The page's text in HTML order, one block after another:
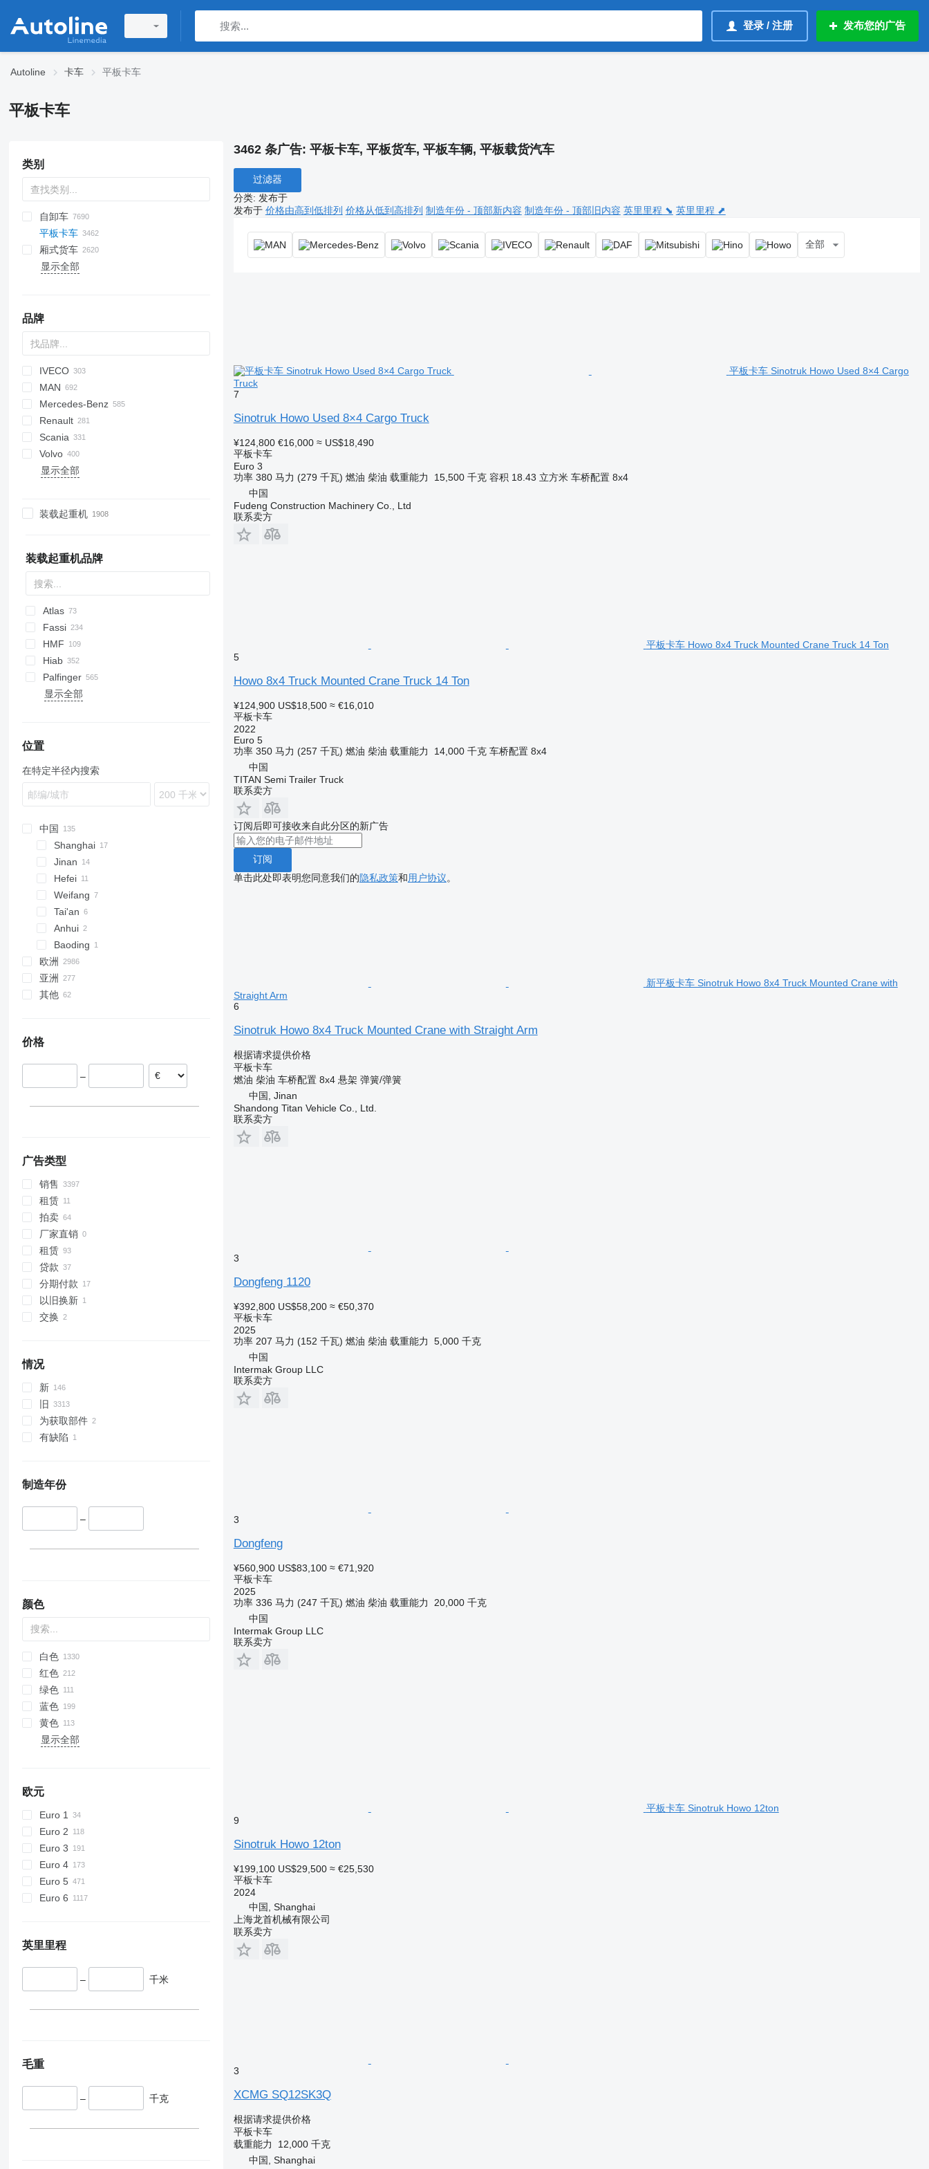
登录 / 注册 发布您的广告
Autoline 卡车 平板卡车
平板卡车
类别
自卸车
平板卡车
厢式货车
显示全部
品牌
BM
HD
A series
D series
Jumper
AS
CF
LF
XB
XD
XF
YHZ
Maximus
Hijet
Ram
EP
SLT
Ducato
Cargo
Transit
Auman
Aumark
BJ
52
3307
3502
X series
500
700
Ranger
A-series
ZZ
EX-series
HD-series
IVECO
Daily
EuroCargo
EuroStar
Eurotech
Eurotrakker
Magirus
Trakker
X-Way
4300
7600
ELF
Forward
NPR
HFC
N-Series
Conquer
5320
110 series
MAN
A-series
F8
F90
KAT
L2000
TGE
TGM
TGS
TGX
5337
630305
Mercedes-Benz
Actros
Antos
Arocs
Atego
LK
SK
Sprinter
Unimog
Canter
Canter
Atlas
Atleon
Cabstar
NT
Movano
Boxer
Renault
C-series
D-series
D Wide
Magnum
Master
Maxity
Midliner
Scania
G-series
K-series
P-series
T-series
F3000
H3000
X3000
371
T5G
E-series
12M18
19S
815
T-series
Dyna
Hiace
Constellation
Crafter
Volvo
A-series
FL
FMX
L-series
N-series
131
显示全部
装载起重机
装载起重机品牌
Atlas
Fassi
HMF
Hiab
Palfinger
显示全部
位置
在特定半径内搜索
中国
Shanghai
Jinan
Hefei
Weifang
Tai'an
Anhui
Baoding
欧洲
荷兰
西班牙
亚洲
哈萨克斯坦
其他
巴西
价格
–
广告类型
销售
租赁
拍卖
厂家直销
租赁
贷款
分期付款
以旧换新
交换
情况
新
旧
为获取部件
有缺陷
制造年份
–
颜色
白色
红色
绿色
蓝色
黄色
显示全部
欧元
Euro 1
Euro 2
Euro 3
Euro 4
Euro 5
Euro 6
英里里程
– 千米
毛重
– 千克
3462 条广告: 平板卡车, 平板货车, 平板车辆, 平板载货汽车
过滤器
分类: 发布于
发布于 价格由高到低排列 价格从低到高排列 制造年份 - 顶部新内容 制造年份 - 顶部旧内容 英里里程 ⬊ 英里里程 ⬈
全部
平板卡车 Sinotruk Howo Used 8×4 Cargo
Truck
7
Sinotruk Howo Used 8×4 Cargo Truck
¥124,800 €16,000 ≈ US$18,490
平板卡车
Euro 3
功率 380 马力 (279 千瓦) 燃油 柴油 载重能力 15,500 千克 容积 18.43 立方米 车桥配置 8x4
中国
Fudeng Construction Machinery Co., Ltd
联系卖方
平板卡车 Howo 8x4 Truck Mounted Crane Truck 14 Ton
5
Howo 8x4 Truck Mounted Crane Truck 14 Ton
¥124,900 US$18,500 ≈ €16,010
平板卡车
2022
Euro 5
功率 350 马力 (257 千瓦) 燃油 柴油 载重能力 14,000 千克 车桥配置 8x4
中国
TITAN Semi Trailer Truck
联系卖方
订阅后即可接收来自此分区的新广告
订阅
单击此处即表明您同意我们的隐私政策和用户协议。
新平板卡车 Sinotruk Howo 8x4 Truck Mounted Crane with
Straight Arm
6
Sinotruk Howo 8x4 Truck Mounted Crane with Straight Arm
根据请求提供价格
平板卡车
燃油 柴油 车桥配置 8x4 悬架 弹簧/弹簧
中国, Jinan
Shandong Titan Vehicle Co., Ltd.
联系卖方
3
Dongfeng 1120
¥392,800 US$58,200 ≈ €50,370
平板卡车
2025
功率 207 马力 (152 千瓦) 燃油 柴油 载重能力
5,000 千克
中国
Intermak Group LLC
联系卖方
3
Dongfeng
¥560,900 US$83,100 ≈ €71,920
平板卡车
2025
功率 336 马力 (247 千瓦) 燃油 柴油 载重能力
20,000 千克
中国
Intermak Group LLC
联系卖方
平板卡车 Sinotruk Howo 12ton
9
Sinotruk Howo 12ton
¥199,100 US$29,500 ≈ €25,530
平板卡车
2024
中国, Shanghai
上海龙首机械有限公司
联系卖方
3
XCMG SQ12SK3Q
根据请求提供价格
平板卡车
载重能力
12,000 千克
中国, Shanghai